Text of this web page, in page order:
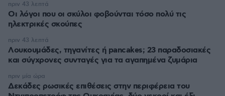
Οι λόγοι που οι σκύλοι φοβούνται τόσο πολύ τις
ηλεκτρικές σκούπες
πριν 43 λεπτά
Λουκουμάδες, τηγανίτες ή pancakes; 23 παραδοσιακές
και σύγχρονες συνταγές για τα αγαπημένα ζυμάρια
πριν 43 λεπτά
Δεκάδες ρωσικές επιθέσεις στην περιφέρεια του
πριν μία ώρα